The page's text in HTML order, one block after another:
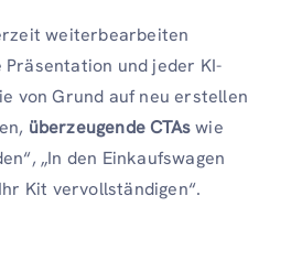
weiterbearbeiten
Präsentation und jeder KI-
von Grund auf neu erstellen
überzeugende CTAswie
„In den Einkaufswagen
Kit vervollständigen“.